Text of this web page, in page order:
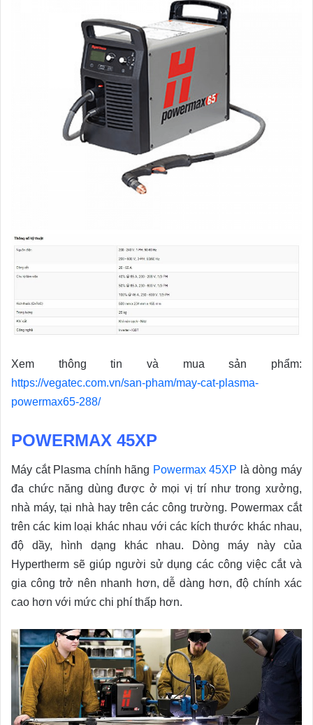
Xem thông tin và mua sản phẩm:
https://vegatec.com.vn/san-pham/may-cat-plasma-
powermax65-288/
POWERMAX 45XP
Máy cắt Plasma chính hãng Powermax 45XP là dòng máy
đa chức năng dùng được ở mọi vị trí như trong xưởng,
nhà máy, tại nhà hay trên các công trường. Powermax cắt
trên các kim loại khác nhau với các kích thước khác nhau,
độ dầy, hình dạng khác nhau. Dòng máy này của
Hypertherm sẽ giúp người sử dụng các công việc cắt và
gia công trở nên nhanh hơn, dễ dàng hơn, độ chính xác
cao hơn với mức chi phí thấp hơn.